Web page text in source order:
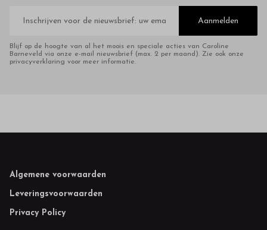
webshop
mailadres
Aanmelden
Blijf op de hoogte van al het moois en speciale acties van Caroline
Barneveld via onze e-mail nieuwsbrief (max. 2 per maand). Zie ook onze
privacyverklaring voor meer informatie.
Footer
Algemene voorwaarden
Leveringsvoorwaarden
Privacy Policy